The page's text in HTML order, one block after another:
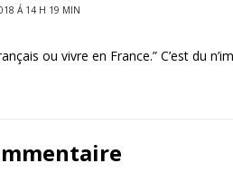
Á 14 H 19 MIN
ou vivre en France.” C’est du